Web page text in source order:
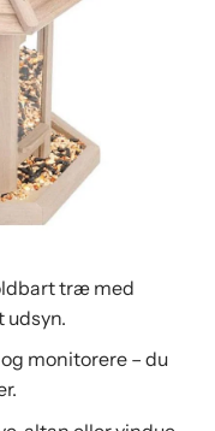
træ med
udsyn.
monitorere – du